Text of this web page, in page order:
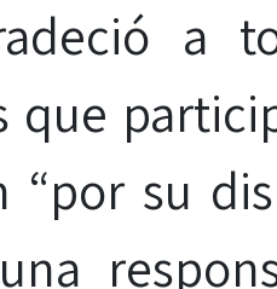
a
que
“por su